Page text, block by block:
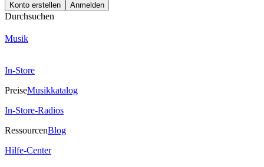
Konto erstellen Anmelden
Durchsuchen
Musik
In-Store
PreiseMusikkatalog
In-Store-Radios
RessourcenBlog
Hilfe-Center